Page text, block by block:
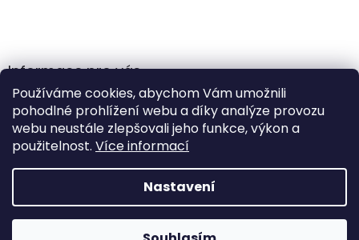
Používáme cookies, abychom Vám umožnili
pohodlné prohlížení webu a díky analýze provozu
webu neustále zlepšovali jeho funkce, výkon a
použitelnost. Více informací
Nastavení
Informace pro vás
Obchodní podmínky
Podmínky ochrany osobních údajů
Vytvořil Shoptet